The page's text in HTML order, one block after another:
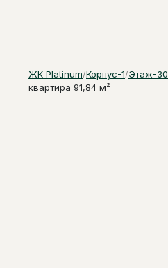
ЖК Platinum/Корпус-1/Этаж-30
квартира 91,84 м²